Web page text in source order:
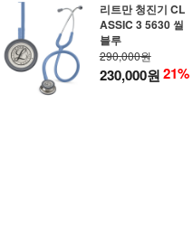
리트만 청진기 CL
ASSIC 3 5630 씰
블루
290,000원
230,000원21%